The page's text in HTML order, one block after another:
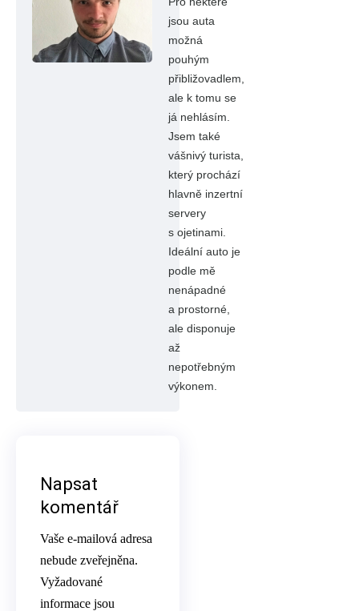
jsou auta
možná
pouhým
přibližovadlem,
ale k tomu se
já nehlásím.
Jsem také
vášnivý turista,
který prochází
hlavně inzertní
servery
s ojetinami.
Ideální auto je
podle mě
nenápadné
a prostorné,
ale disponuje
až
nepotřebným
výkonem.
Napsat
komentář
Vaše e-mailová adresa
nebude zveřejněna.
Vyžadované
informace jsou